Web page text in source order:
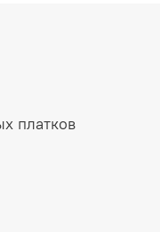
свой образ
платков